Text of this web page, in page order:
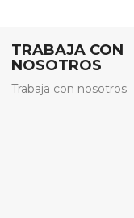
TRABAJA CON
NOSOTROS
Trabaja con nosotros